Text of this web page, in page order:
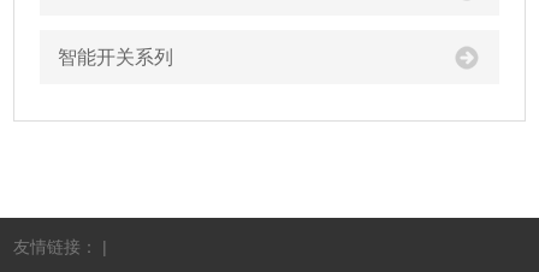
智能开关系列
友情链接： |